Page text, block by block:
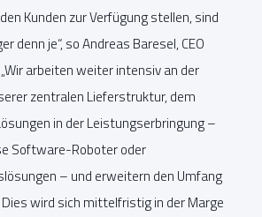
Kunden zur Verfügung stellen, sind
denn je“, so Andreas Baresel, CEO
„Wir arbeiten weiter intensiv an der
zentralen Lieferstruktur, dem
in der Leistungserbringung –
Software-Roboter oder
– und erweitern den Umfang
wird sich mittelfristig in der Marge